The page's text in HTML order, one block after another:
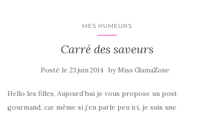
MES HUMEURS
Carré des saveurs
Posté le 23 juin 2014 by Miss GlamaZone
Hello les filles, Aujourd’hui je vous propose un post
gourmand, car même si j’en parle peu ici, je suis une